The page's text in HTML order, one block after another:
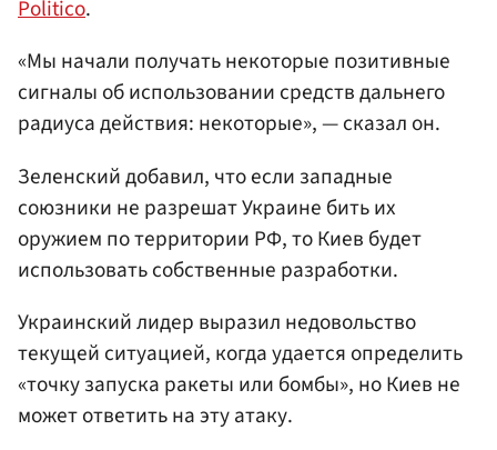
Politico.
«Мы начали получать некоторые позитивные
сигналы об использовании средств дальнего
радиуса действия: некоторые», — сказал он.
Зеленский добавил, что если западные
союзники не разрешат Украине бить их
оружием по территории РФ, то Киев будет
использовать собственные разработки.
Украинский лидер выразил недовольство
текущей ситуацией, когда удается определить
«точку запуска ракеты или бомбы», но Киев не
может ответить на эту атаку.